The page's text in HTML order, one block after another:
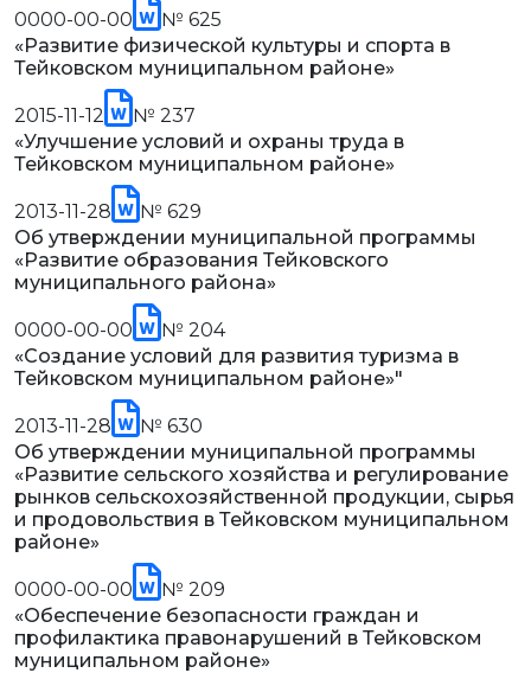
0000-00-00
№ 625
«Развитие физической культуры и спорта в
Тейковском муниципальном районе»
2015-11-12
№ 237
«Улучшение условий и охраны труда в
Тейковском муниципальном районе»
2013-11-28
№ 629
Об утверждении муниципальной программы
«Развитие образования Тейковского
муниципального района»
0000-00-00
№ 204
«Создание условий для развития туризма в
Тейковском муниципальном районе»"
2013-11-28
№ 630
Об утверждении муниципальной программы
«Развитие сельского хозяйства и регулирование
рынков сельскохозяйственной продукции, сырья
и продовольствия в Тейковском муниципальном
районе»
0000-00-00
№ 209
«Обеспечение безопасности граждан и
профилактика правонарушений в Тейковском
муниципальном районе»